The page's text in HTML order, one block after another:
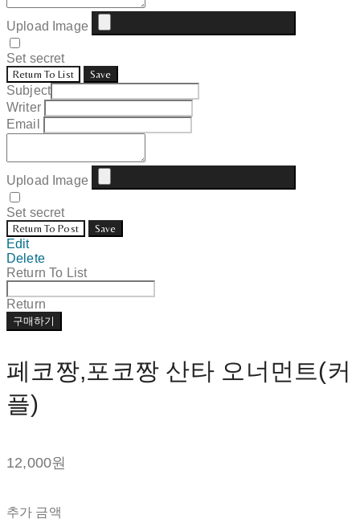
Upload Image
Set secret
Return To List Save
Subject
Writer
Email
Upload Image
Set secret
Return To Post Save
Edit
Delete
Return To List
Return
구매하기
페코짱,포코짱 산타 오너먼트(커
플)
12,000원
추가 금액